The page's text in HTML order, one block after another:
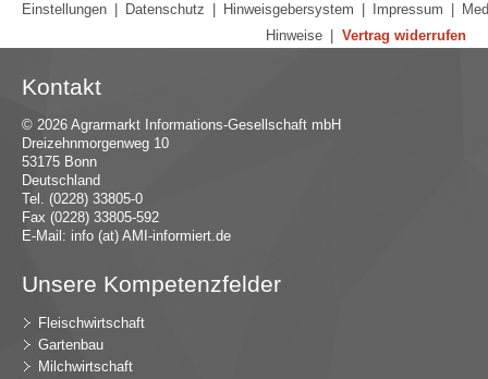
Einstellungen
Datenschutz Hinweisgebersystem Impressum
Hinweise
Vertrag widerrufen
Kontakt
© 2026 Agrarmarkt Informations-Gesellschaft mbH
Dreizehnmorgenweg 10
53175 Bonn
Deutschland
Tel. (0228) 33805-0
Fax (0228) 33805-592
E-Mail: info (at) AMI-informiert.de
Unsere Kompetenzfelder
Fleischwirtschaft
Gartenbau
Milchwirtschaft